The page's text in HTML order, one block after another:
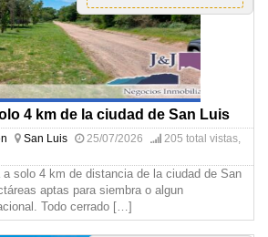
4 km de la ciudad de San Luis
San Luis 25/07/2026
205 total vistas,
a solo 4 km de distancia de la ciudad de San
aptas para siembra o algun
Todo cerrado […]